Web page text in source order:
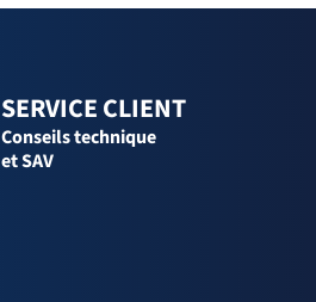
SERVICE CLIENT
Conseils technique
et SAV